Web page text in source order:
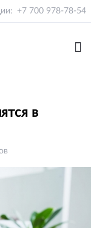
+7 700 978-78-54
в